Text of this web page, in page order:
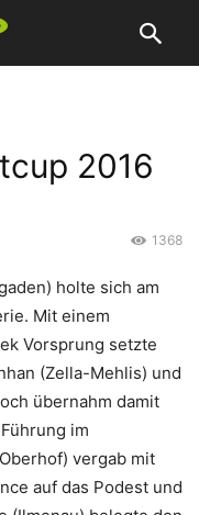
2016
1368
holte sich am
Mit einem
Vorsprung setzte
(Zella-Mehlis) und
übernahm damit
im
vergab mit
auf das Podest und